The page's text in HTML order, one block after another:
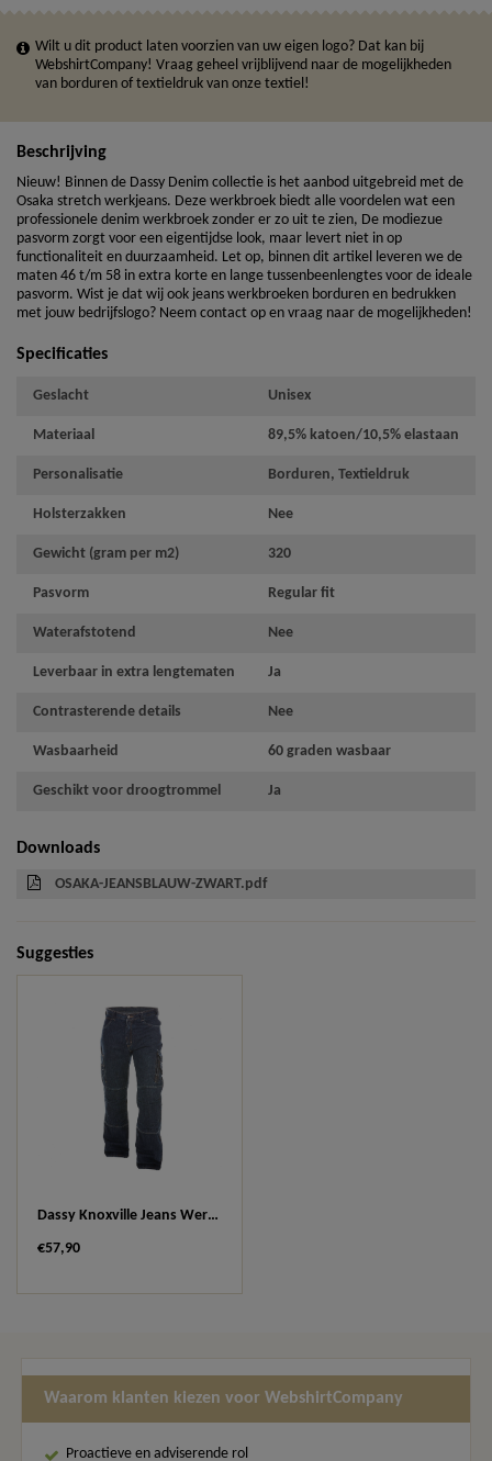
Wilt u dit product laten voorzien van uw eigen logo? Dat kan bij
WebshirtCompany! Vraag geheel vrijblijvend naar de mogelijkheden
van borduren of textieldruk van onze textiel!
Beschrijving
Nieuw! Binnen de Dassy Denim collectie is het aanbod uitgebreid met de
Osaka stretch werkjeans. Deze werkbroek biedt alle voordelen wat een
professionele denim werkbroek zonder er zo uit te zien, De modiezue
pasvorm zorgt voor een eigentijdse look, maar levert niet in op
functionaliteit en duurzaamheid. Let op, binnen dit artikel leveren we de
maten 46 t/m 58 in extra korte en lange tussenbeenlengtes voor de ideale
pasvorm. Wist je dat wij ook jeans werkbroeken borduren en bedrukken
met jouw bedrijfslogo? Neem contact op en vraag naar de mogelijkheden!
Specificaties
Geslacht Unisex
Materiaal 89,5% katoen/10,5% elastaan
Personalisatie Borduren, Textieldruk
Holsterzakken Nee
Gewicht (gram per m2) 320
Pasvorm Regular fit
Waterafstotend Nee
Leverbaar in extra lengtematen Ja
Contrasterende details Nee
Wasbaarheid 60 graden wasbaar
Geschikt voor droogtrommel Ja
Downloads
OSAKA-JEANSBLAUW-ZWART.pdf
Suggesties
Dassy Knoxville Jeans Werkbroek 200691
€57,90
Waarom klanten kiezen voor WebshirtCompany
Proactieve en adviserende rol